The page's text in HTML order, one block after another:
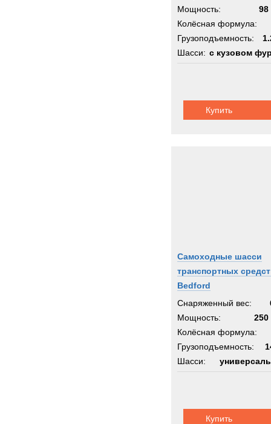
Мощность:
98
Колёсная формула:
Грузоподъемность:
Шасси: с кузовом
Купить
Самоходные шасси
транспортных
Bedford
Снаряженный вес:
Мощность:
250
Колёсная формула:
Грузоподъемность:
Шасси:
Купить